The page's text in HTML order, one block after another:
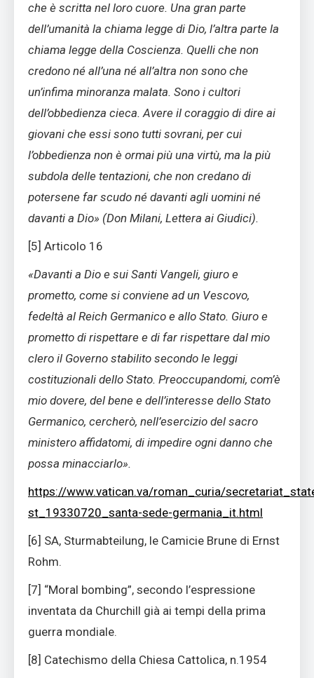
che è scritta nel loro cuore. Una gran parte
dell’umanità la chiama legge di Dio, l’altra parte la
chiama legge della Coscienza. Quelli che non
credono né all’una né all’altra non sono che
un’infima minoranza malata. Sono i cultori
dell’obbedienza cieca. Avere il coraggio di dire ai
giovani che essi sono tutti sovrani, per cui
l’obbedienza non è ormai più una virtù, ma la più
subdola delle tentazioni, che non credano di
potersene far scudo né davanti agli uomini né
davanti a Dio» (Don Milani, Lettera ai Giudici).
[5] Articolo 16
«Davanti a Dio e sui Santi Vangeli, giuro e
prometto, come si conviene ad un Vescovo,
fedeltà al Reich Germanico e allo Stato. Giuro e
prometto di rispettare e di far rispettare dal mio
clero il Governo stabilito secondo le leggi
costituzionali dello Stato. Preoccupandomi, com’è
mio dovere, del bene e dell’interesse dello Stato
Germanico, cercherò, nell’esercizio del sacro
ministero affidatomi, di impedire ogni danno che
possa minacciarlo».
https://www.vatican.va/roman_curia/
st_19330720_santa-sede-germania_it.html
[6] SA, Sturmabteilung, le Camicie Brune di Ernst
Rohm.
[7] “Moral bombing”, secondo l’espressione
inventata da Churchill già ai tempi della prima
guerra mondiale.
[8] Catechismo della Chiesa Cattolica, n.1954